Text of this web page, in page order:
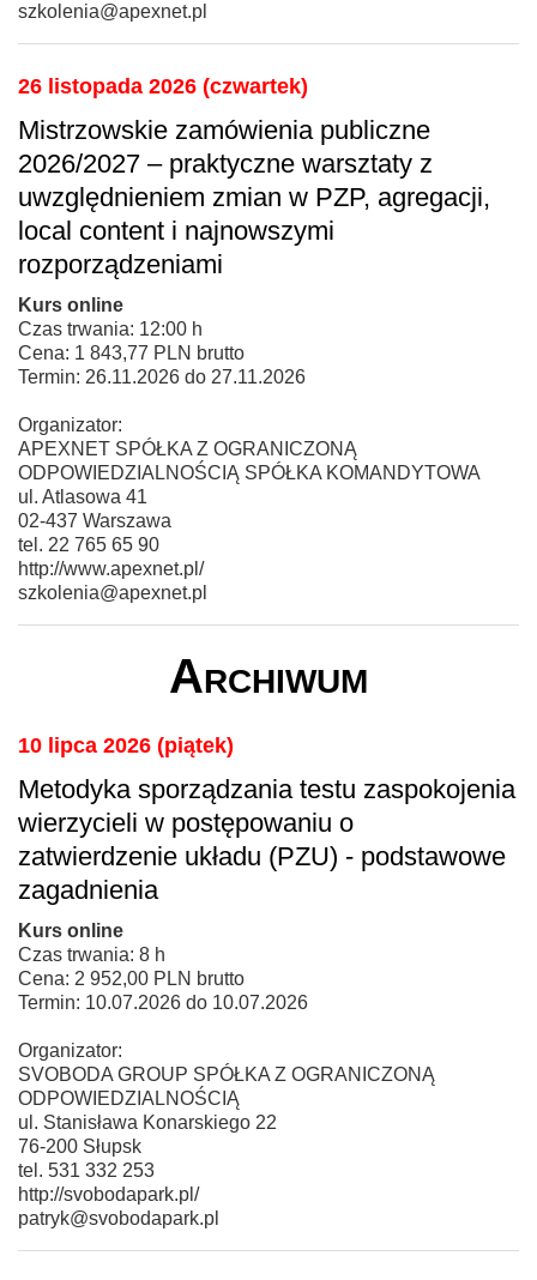
szkolenia@apexnet.pl
26 listopada 2026 (czwartek)
Mistrzowskie zamówienia publiczne
2026/2027 – praktyczne warsztaty z
uwzględnieniem zmian w PZP, agregacji,
local content i najnowszymi
rozporządzeniami
Kurs online
Czas trwania: 12:00 h
Cena: 1 843,77 PLN brutto
Termin: 26.11.2026 do 27.11.2026
Organizator:
APEXNET SPÓŁKA Z OGRANICZONĄ
ODPOWIEDZIALNOŚCIĄ SPÓŁKA KOMANDYTOWA
ul. Atlasowa 41
02-437 Warszawa
tel. 22 765 65 90
http://www.apexnet.pl/
szkolenia@apexnet.pl
Archiwum
10 lipca 2026 (piątek)
Metodyka sporządzania testu zaspokojenia
wierzycieli w postępowaniu o
zatwierdzenie układu (PZU) - podstawowe
zagadnienia
Kurs online
Czas trwania: 8 h
Cena: 2 952,00 PLN brutto
Termin: 10.07.2026 do 10.07.2026
Organizator:
SVOBODA GROUP SPÓŁKA Z OGRANICZONĄ
ODPOWIEDZIALNOŚCIĄ
ul. Stanisława Konarskiego 22
76-200 Słupsk
tel. 531 332 253
http://svobodapark.pl/
patryk@svobodapark.pl